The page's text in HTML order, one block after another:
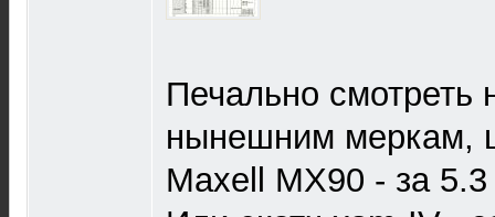
Печально
нынешним меркам,
Maxell MX90 - за 5.3